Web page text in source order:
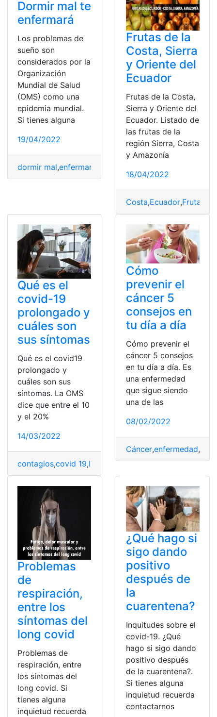
Dormir mal te
enfermará
Los problemas de
sueño son
considerados por la
Organización
Mundial de Salud
(OMS) como una
epidemia mundial.
Si tienes alguna
19/04/2022
dormir mal,enfermará
Frutas de la
Costa, Sierra
y Oriente del
Ecuador
Frutas de la Costa,
Sierra y Oriente del
Ecuador. Listado de
las frutas de la
región Sierra, Costa
y Amazonía
18/04/2022
Costa,Ecuador,Frutas
Qué es el
covid-19
prolongado y
cuáles son
sus síntomas
Qué es el covid19
prolongado y
cuáles son sus
síntomas. La OMS
dice que entre el 10
y el 20%
14/03/2022
contagios,covid 19,Investigación,OMS,Síntomas
Cómo
prevenir el
cáncer 5
consejos en
tu día a día
Cómo prevenir el
cáncer 5 consejos
en tu día a día. Es
una enfermedad
que sigue siendo
una de las
08/02/2022
Cáncer,enfermedad,
Problemas
de
respiración,
entre los
síntomas del
long covid
Problemas de
respiración, entre
los síntomas del
long covid. Si
tienes alguna
inquietud recuerda
¿Qué hago si
sigo dando
positivo
después de
la
cuarentena?
Inquitudes sobre el
covid-19. ¿Qué
hago si sigo dando
positivo después
de la cuarentena?.
Si tienes alguna
inquietud recuerda
contactarnos